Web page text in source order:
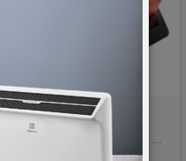
USE AKV 01
Dimenzije 21 x 15 mm